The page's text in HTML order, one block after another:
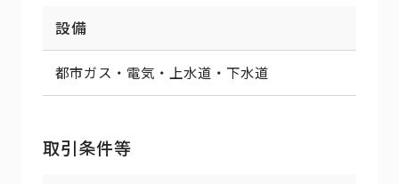
設備
都市ガス・電気・上水道・下水道
取引条件等